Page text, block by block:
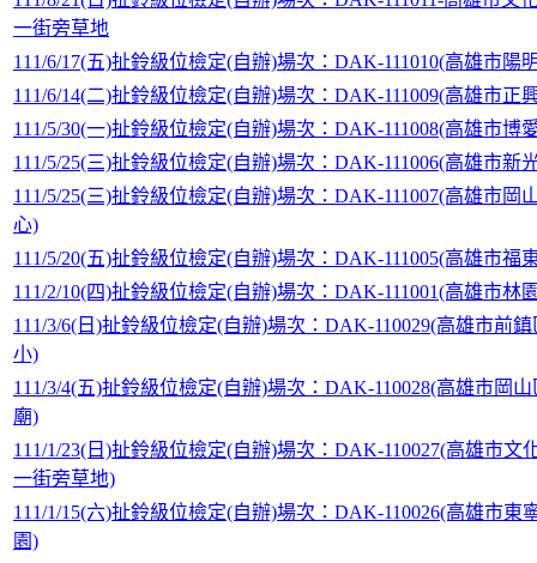
一街旁草地
111/6/17(五)扯鈴級位檢定(自辦)場次：DAK-111010(高雄市陽
111/6/14(二)扯鈴級位檢定(自辦)場次：DAK-111009(高雄市正
111/5/30(一)扯鈴級位檢定(自辦)場次：DAK-111008(高雄市博
111/5/25(三)扯鈴級位檢定(自辦)場次：DAK-111006(高雄市新
111/5/25(三)扯鈴級位檢定(自辦)場次：DAK-111007(高雄市岡
心)
111/5/20(五)扯鈴級位檢定(自辦)場次：DAK-111005(高雄市福
111/2/10(四)扯鈴級位檢定(自辦)場次：DAK-111001(高雄市林
111/3/6(日)扯鈴級位檢定(自辦)場次：DAK-110029(高雄市前
小)
111/3/4(五)扯鈴級位檢定(自辦)場次：DAK-110028(高雄市岡
廟)
111/1/23(日)扯鈴級位檢定(自辦)場次：DAK-110027(高雄市文
一街旁草地)
111/1/15(六)扯鈴級位檢定(自辦)場次：DAK-110026(高雄市東
園)